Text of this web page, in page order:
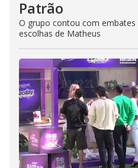
Patrão
O grupo contou com embates
escolhas de Matheus